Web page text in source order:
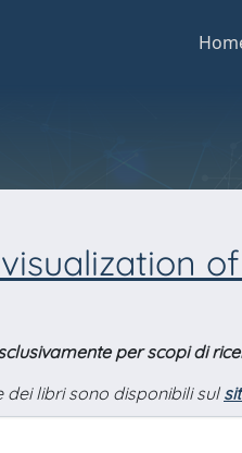
per scopi di
libri sono disponibili sul